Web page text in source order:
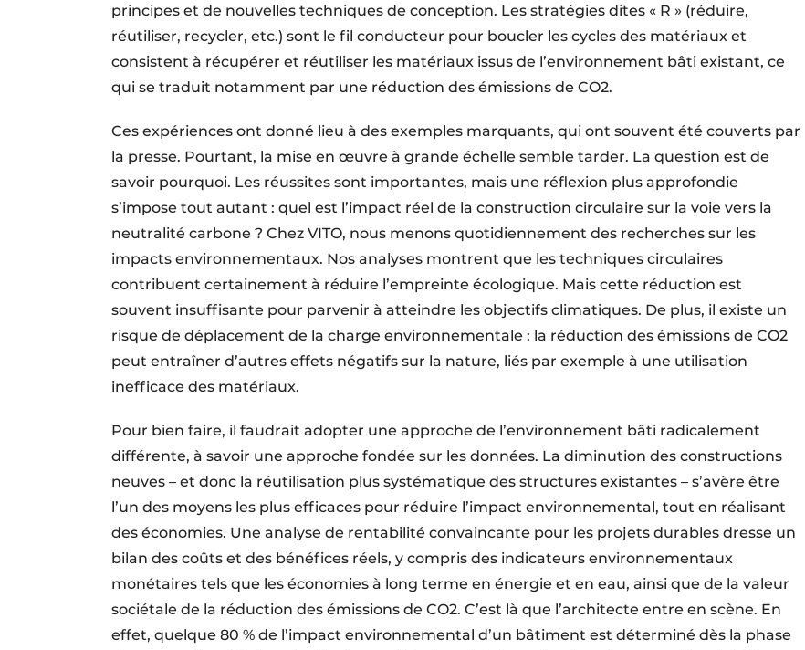
principes et de nouvelles techniques de conception. Les stratégies dites « R » (réduire,
réutiliser, recycler, etc.) sont le fil conducteur pour boucler les cycles des matériaux et
consistent à récupérer et réutiliser les matériaux issus de l’environnement bâti existant, ce
qui se traduit notamment par une réduction des émissions de CO2.
Ces expériences ont donné lieu à des exemples marquants, qui ont souvent été couverts par
la presse. Pourtant, la mise en œuvre à grande échelle semble tarder. La question est de
savoir pourquoi. Les réussites sont importantes, mais une réflexion plus approfondie
s’impose tout autant : quel est l’impact réel de la construction circulaire sur la voie vers la
neutralité carbone ? Chez VITO, nous menons quotidiennement des recherches sur les
impacts environnementaux. Nos analyses montrent que les techniques circulaires
contribuent certainement à réduire l’empreinte écologique. Mais cette réduction est
souvent insuffisante pour parvenir à atteindre les objectifs climatiques. De plus, il existe un
risque de déplacement de la charge environnementale : la réduction des émissions de CO2
peut entraîner d’autres effets négatifs sur la nature, liés par exemple à une utilisation
inefficace des matériaux.
Pour bien faire, il faudrait adopter une approche de l’environnement bâti radicalement
différente, à savoir une approche fondée sur les données. La diminution des constructions
neuves – et donc la réutilisation plus systématique des structures existantes – s’avère être
l’un des moyens les plus efficaces pour réduire l’impact environnemental, tout en réalisant
des économies. Une analyse de rentabilité convaincante pour les projets durables dresse un
bilan des coûts et des bénéfices réels, y compris des indicateurs environnementaux
monétaires tels que les économies à long terme en énergie et en eau, ainsi que de la valeur
sociétale de la réduction des émissions de CO2. C’est là que l’architecte entre en scène. En
effet, quelque 80 % de l’impact environnemental d’un bâtiment est déterminé dès la phase